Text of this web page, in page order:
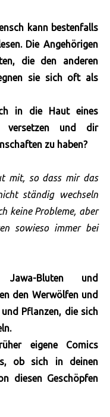
kann bestenfalls
Die Angehörigen
die den anderen
sie sich oft als
in die Haut eines
versetzen und dir
zu haben?
mit, so dass mir das
ständig wechseln
keine Probleme, aber
sowieso immer bei
Jawa-Bluten und
den Werwölfen und
Pflanzen, die sich
eigene Comics
ob sich in deinen
diesen Geschöpfen